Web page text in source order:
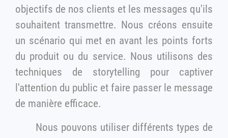
objectifs de nos clients et les messages qu'ils
souhaitent transmettre. Nous créons ensuite
un scénario qui met en avant les points forts
du produit ou du service. Nous utilisons des
techniques de storytelling pour captiver
l'attention du public et faire passer le message
de manière efficace.
Nous pouvons utiliser différents types de